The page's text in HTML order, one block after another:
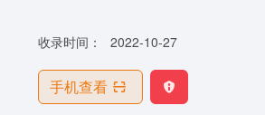
收录时间： 2022-10-27
手机查看